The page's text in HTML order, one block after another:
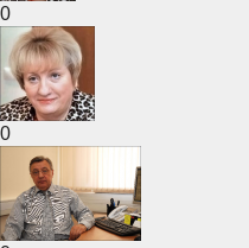
0
0